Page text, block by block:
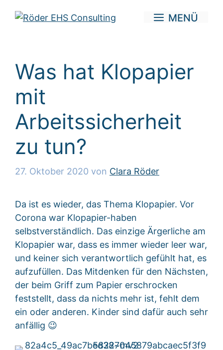
Inhalt
MENÜ
Was hat Klopapier
mit
Arbeitssicherheit
zu tun?
27. Oktober 2020 von Clara Röder
Da ist es wieder, das Thema Klopapier. Vor
Corona war Klopapier-haben
selbstverständlich. Das einzige Ärgerliche am
Klopapier war, dass es immer wieder leer war,
und keiner sich verantwortlich gefühlt hat, es
aufzufüllen. Das Mitdenken für den Nächsten,
der beim Griff zum Papier erschrocken
feststellt, dass da nichts mehr ist, fehlt dem
ein oder anderen. Kinder sind dafür auch sehr
anfällig 😉